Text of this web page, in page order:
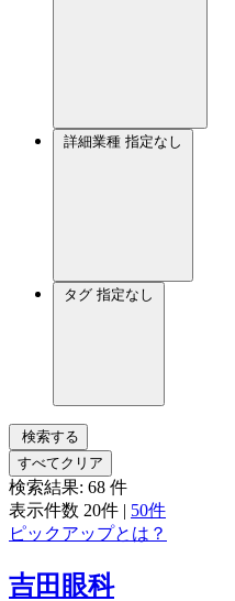
詳細業種 指定なし
タグ 指定なし
検索する
すべてクリア
検索結果: 68 件
表示件数 20件 | 50件
ピックアップとは？
吉田眼科